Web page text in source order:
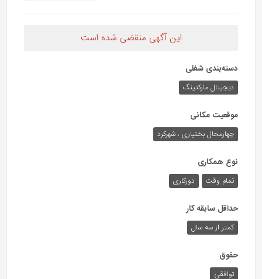
این آگهی منقضی شده است
دسته‌بندی شغلی
دیجیتال مارکتینگ
موقعیت مکانی
چهارمحال بختیاری ، شهرکرد
نوع همکاری
تمام وقت دورکاری
حداقل سابقه کار
کمتر از سه سال
حقوق
توافقی